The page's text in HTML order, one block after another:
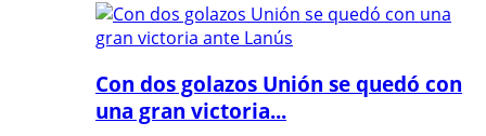
Con dos golazos Unión se quedó con
una gran victoria...